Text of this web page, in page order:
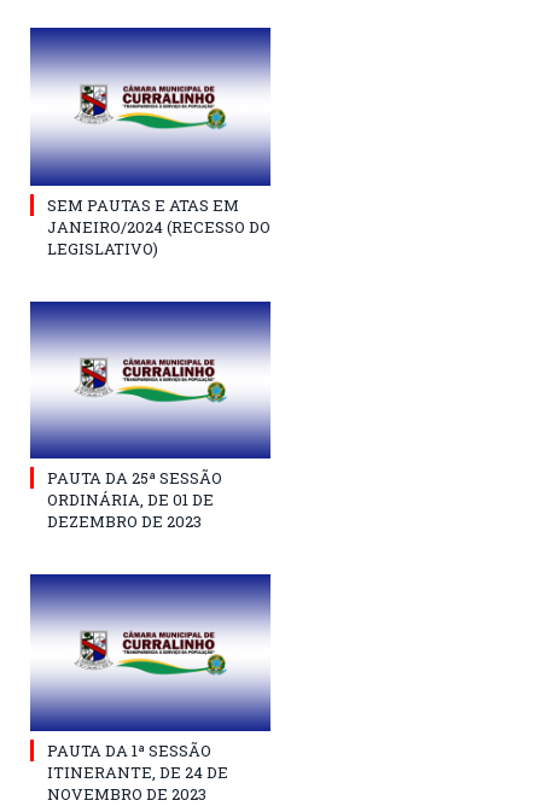
SEM PAUTAS E ATAS EM
JANEIRO/2024 (RECESSO DO
LEGISLATIVO)
PAUTA DA 25ª SESSÃO
ORDINÁRIA, DE 01 DE
DEZEMBRO DE 2023
PAUTA DA 1ª SESSÃO
ITINERANTE, DE 24 DE
NOVEMBRO DE 2023